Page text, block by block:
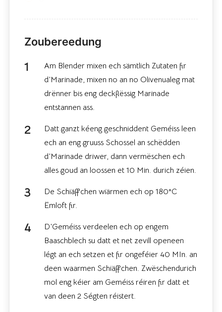
Zoubereedung
Am Blender mixen ech sämtlich Zutaten fir
d’Marinade, mixen no an no Olivenualeg mat
drënner bis eng deckflëssig Marinade
entstannen ass.
Datt ganzt kéeng geschniddent Geméiss leen
ech an eng gruuss Schossel an schëdden
d’Marinade driwer, dann vermëschen ech
alles goud an loossen et 10 Min. durich zéien.
De Schiäffchen wiärmen ech op 180°C
Ëmloft fir.
D’Geméiss verdeelen ech op engem
Baaschblech su datt et net zevill openeen
légt an ech setzen et fir ongeféier 40 MIn. an
deen waarmen Schiäffchen. Zwëschendurich
mol eng kéier am Geméiss réiren fir datt et
van deen 2 Ségten réistert.